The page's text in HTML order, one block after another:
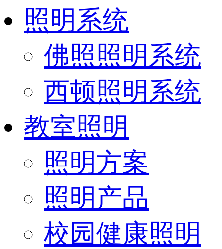
照明系统
佛照照明系统
西顿照明系统
教室照明
照明方案
照明产品
校园健康照明